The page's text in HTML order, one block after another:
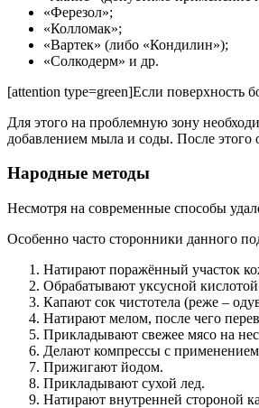
«Ферезол»;
«Колломак»;
«Вартек» (либо «Кондилин»);
«Солкодерм» и др.
[attention type=green]Если поверхность
Для этого на проблемную зону
добавлением мыла и соды. После
Народные методы
Несмотря на современные способы
Особенно часто сторонники данного
Натирают поражённый участок
Обрабатывают уксусной
Капают сок чистотела (реже –
Натирают мелом, после чего
Прикладывают свежее мясо на
Делают компрессы с
Прижигают йодом.
Прикладывают сухой лед.
Натирают внутренней стороной